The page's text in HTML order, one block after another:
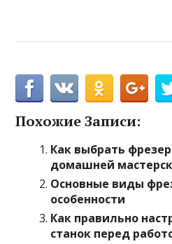
Похожие Записи:
Как выбрать
домашней
Основные виды
особенности
Как правильно
станок перед